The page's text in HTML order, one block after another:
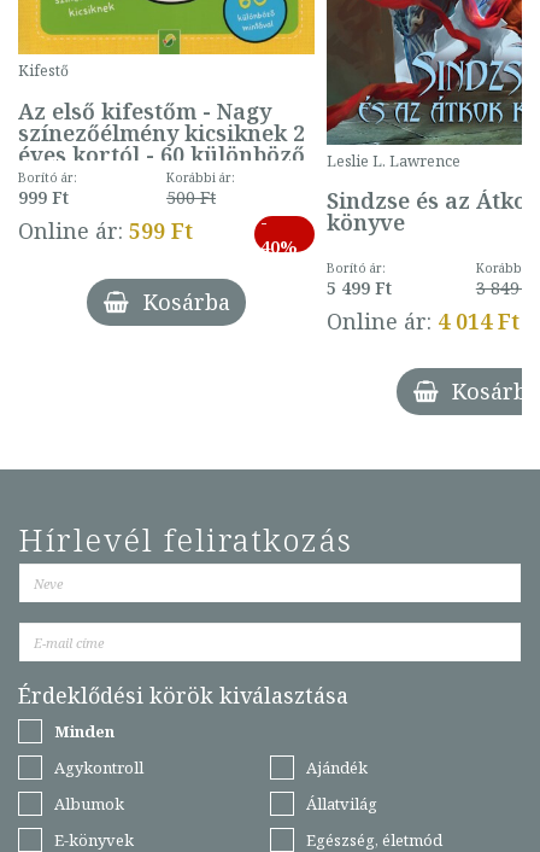
Kifestő
Az első kifestőm - Nagy
színezőélmény kicsiknek 2
éves kortól - 60 különböző
mintával (gombás)
Borító ár:
999 Ft
Korábbi ár:
500 Ft
Online ár: 599 Ft
-
40%
Kosárba
Leslie L. Lawrence
Sindzse és az Átkok
könyve
Borító ár:
5 499 Ft
Korábbi
3 849 Ft
Online ár: 4 014 Ft
Kosárba
Hírlevél feliratkozás
Érdeklődési körök kiválasztása
Minden
Agykontroll
Ajándék
Albumok
Állatvilág
E-könyvek
Egészség, életmód